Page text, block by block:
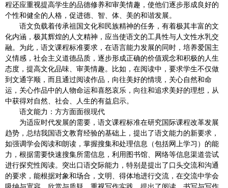
程还应重视提高学生的品德修养和审美情趣，使他们逐步形成良好的
个性和健全的人格，促进德、智、体、美的和谐发展。
语文负载着传承祖国文化和民族精神的任务，有着极其丰富的文
化内涵，极其辉煌的人文精神，应当使语文的工具性与人文性水乳交
融。为此，语文课程标准要求，在语言能力发展的同时，培养爱国主
义情感，社会主义道德品质，逐步形成正确的价值观念和积极的人生
态度，提高文化品味、审美情趣。比如，在阅读中，要求学生不仅做
到文通字顺，而且通过阅读作品，向往美好的情境，关心自然和命
运，关心作品中的人物命运和喜怒哀乐，向往和追求美好的理想，从
中获得对自然、社会、人生的有益启示。
语文能力：方方面面很现代
为适应时代发展的需要，语文课程标准在研究国际课程改革发展
趋势，总结我国语文教育经验的基础上，提出了语文能力的新要求，
如强调学会阅读和朗读，掌握搜集和处理信息（包括网上学习）的能
力，根据需要快速搜集所需信息，利用图书馆、网络等信息渠道尝试
进行探究性阅读。突出口语交际能力，特别是提出了口头交流和沟通
的要求，能根据对象和场合，文明、得体地进行交流，在交流中学会